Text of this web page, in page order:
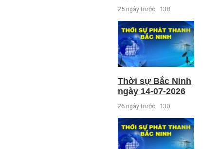
25 ngày trước 138
Thời sự Bắc Ninh
ngày 14-07-2026
26 ngày trước 130